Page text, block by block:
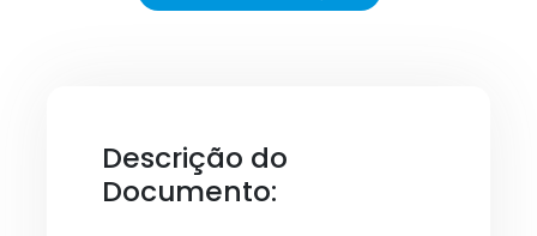
Descrição do
Documento: